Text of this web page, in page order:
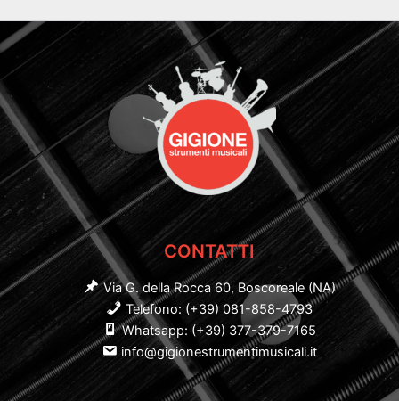
CONTATTI
Via G. della Rocca 60, Boscoreale (NA)
Telefono: (+39) 081-858-4793
Whatsapp: (+39) 377-379-7165
info@gigionestrumentimusicali.it